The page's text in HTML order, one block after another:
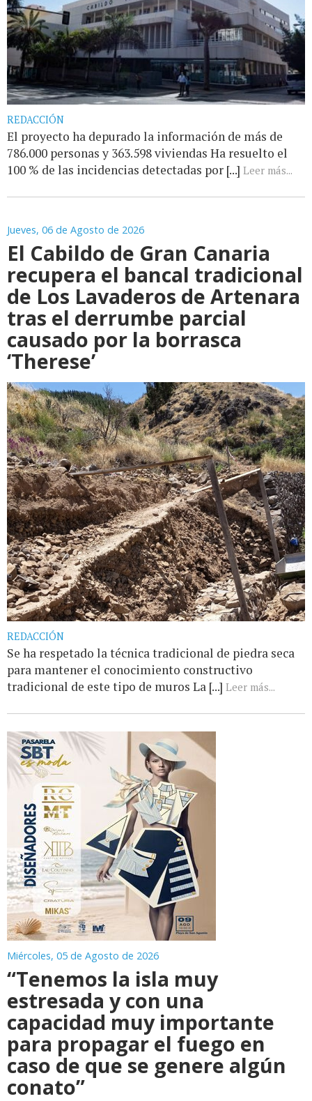
REDACCIÓN
El proyecto ha depurado la información de más de
786.000 personas y 363.598 viviendas Ha resuelto el
100 % de las incidencias detectadas por [...] Leer más...
Jueves, 06 de Agosto de 2026
El Cabildo de Gran Canaria
recupera el bancal tradicional
de Los Lavaderos de Artenara
tras el derrumbe parcial
causado por la borrasca
‘Therese’
REDACCIÓN
Se ha respetado la técnica tradicional de piedra seca
para mantener el conocimiento constructivo
tradicional de este tipo de muros La [...] Leer más...
Miércoles, 05 de Agosto de 2026
“Tenemos la isla muy
estresada y con una
capacidad muy importante
para propagar el fuego en
caso de que se genere algún
conato”